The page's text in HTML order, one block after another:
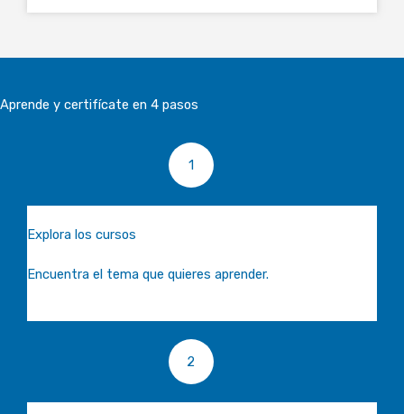
Aprende y certifícate en 4 pasos
1
Explora los cursos
Encuentra el tema que quieres aprender.
2